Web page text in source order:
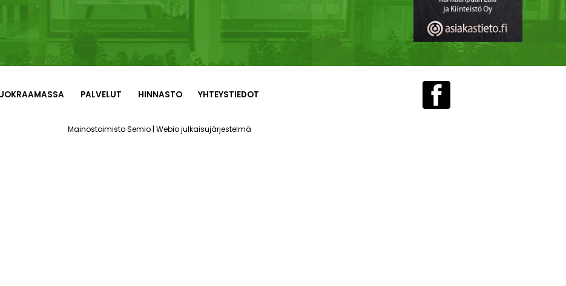
PALVELUT HINNASTO YHTEYSTIEDOT
Mainostoimisto Semio| Webio julkaisujärjestelmä